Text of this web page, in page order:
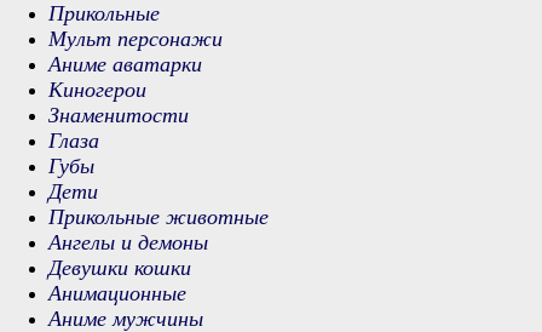
Прикольные
Мульт персонажи
Аниме аватарки
Киногерои
Знаменитости
Глаза
Губы
Дети
Прикольные животные
Ангелы и демоны
Девушки кошки
Анимационные
Аниме мужчины